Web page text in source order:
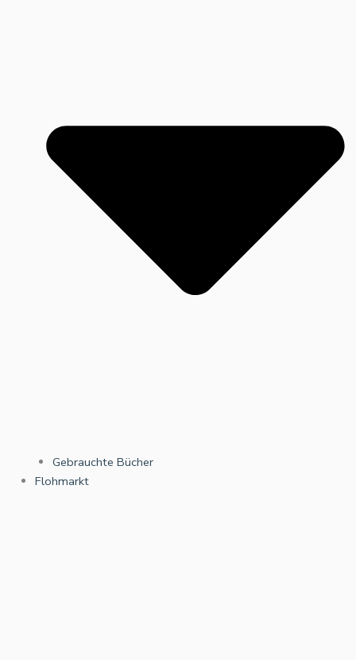
Gebrauchte Bücher
Flohmarkt